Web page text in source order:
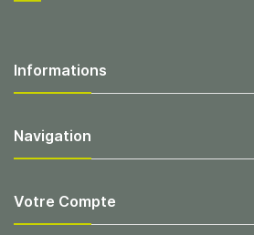
Informations
Navigation
Votre Compte